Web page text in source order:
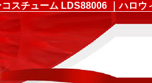
スチューム LDS88006 ｜ハロウ